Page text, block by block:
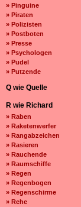
» Pinguine
» Piraten
» Polizisten
» Postboten
» Presse
» Psychologen
» Pudel
» Putzende
Q wie Quelle
R wie Richard
» Raben
» Raketenwerfer
» Rangabzeichen
» Rasieren
» Rauchende
» Raumschiffe
» Regen
» Regenbogen
» Regenschirme
» Rehe